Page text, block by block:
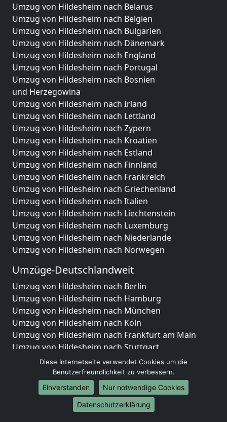
Umzug von Hildesheim nach Belarus
Umzug von Hildesheim nach Belgien
Umzug von Hildesheim nach Bulgarien
Umzug von Hildesheim nach Dänemark
Umzug von Hildesheim nach England
Umzug von Hildesheim nach Portugal
Umzug von Hildesheim nach Bosnien
und Herzegowina
Umzug von Hildesheim nach Irland
Umzug von Hildesheim nach Lettland
Umzug von Hildesheim nach Zypern
Umzug von Hildesheim nach Kroatien
Umzug von Hildesheim nach Estland
Umzug von Hildesheim nach Finnland
Umzug von Hildesheim nach Frankreich
Umzug von Hildesheim nach Griechenland
Umzug von Hildesheim nach Italien
Umzug von Hildesheim nach Liechtenstein
Umzug von Hildesheim nach Luxemburg
Umzug von Hildesheim nach Niederlande
Umzug von Hildesheim nach Norwegen
Umzüge-Deutschlandweit
Umzug von Hildesheim nach Berlin
Umzug von Hildesheim nach Hamburg
Umzug von Hildesheim nach München
Umzug von Hildesheim nach Köln
Umzug von Hildesheim nach Frankfurt am Main
Umzug von Hildesheim nach Stuttgart
Umzug von Hildesheim nach Düsseldorf
Umzug von Hildesheim nach Leipzig
Umzug von Hildesheim nach Dortmund
Umzug von Hildesheim nach Essen
Umzug von Hildesheim nach Bremen
Diese Internetseite verwendet Cookies um die
Benutzerfreundlichkeit zu verbessern.
Einverstanden
Nur notwendige Cookies
Datenschutzerklärung